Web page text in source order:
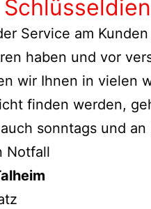
Service am
haben und vor
wir Ihnen in vielen
finden werden,
sonntags und an
Notfall